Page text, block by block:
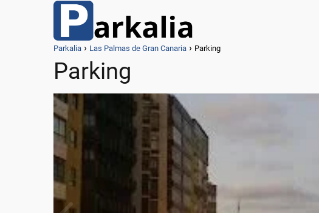
Parkalia Las Palmas de Gran Canaria Parking
Parking